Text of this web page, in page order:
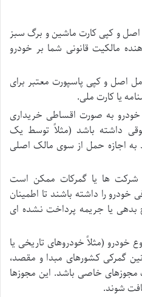
و کپی کارت ماشین و برگ سبز
مالکیت قانونی شما بر خودرو
اصل و کپی پاسپورت معتبر برای
یا کارت ملی.
به صورت اقساطی خریداری
داشته باشد (مثلاً توسط یک
به اجازه حمل از سوی مالک اصلی
شرکت ها یا گمرکات ممکن است
را داشته باشند تا اطمینان
یا جریمه پرداخت نشده ای
خودرو (مثلاً خودروهای تاریخی یا
گمرکی کشورهای مبدا و مقصد،
خاصی باشد. این مجوزها
شوند.